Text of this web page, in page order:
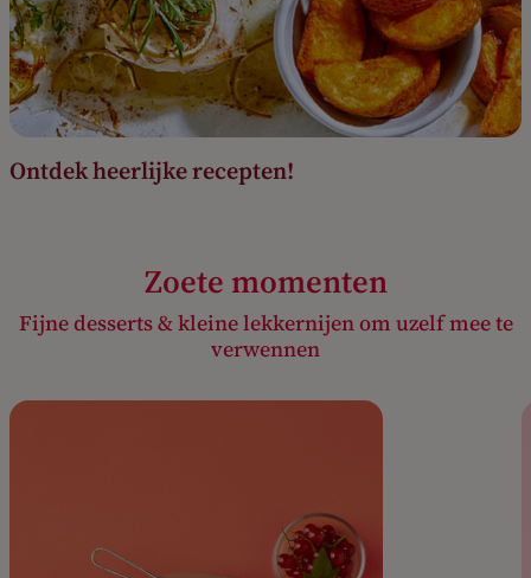
Ontdek heerlijke recepten!
Zoete momenten
Fijne desserts & kleine lekkernijen om uzelf mee te
verwennen